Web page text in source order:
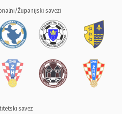
Županijski savezi
savez